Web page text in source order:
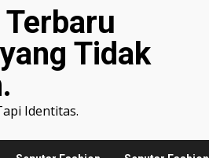
Tidak
Identitas.